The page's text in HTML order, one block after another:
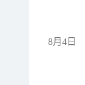
8月4日